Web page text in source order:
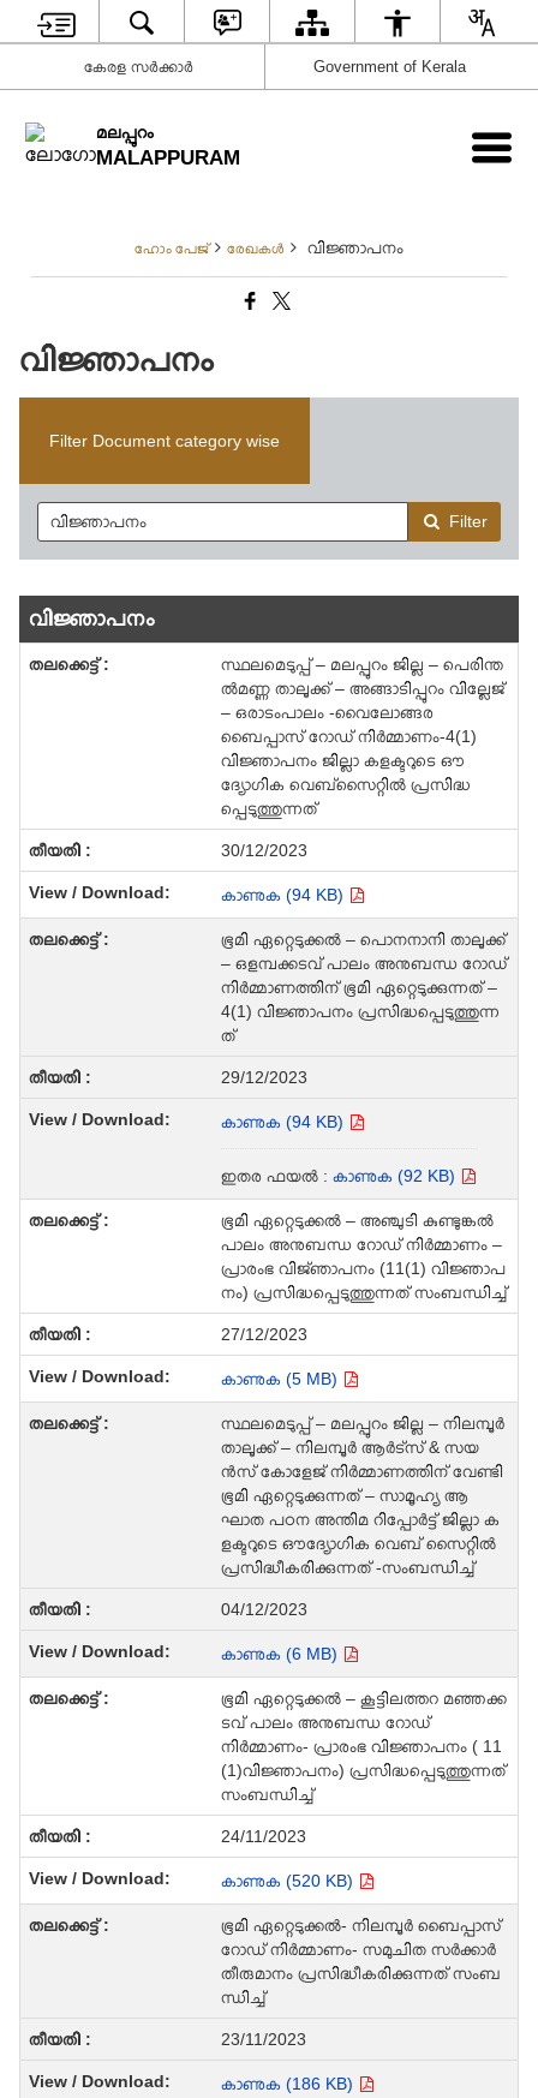
കേരള സര്‍ക്കാര്‍ Government of Kerala
മലപ്പുറം
MALAPPURAM
ഹോം പേജ് രേഖകള്‍ വിജ്ഞാപനം
വിജ്ഞാപനം
Filter Document category wise
Filter
വിജ്ഞാപനം
സ്ഥലമെടുപ്പ് – മലപ്പുറം ജില്ല – പെരിന്ത
ല്‍മണ്ണ താലൂക്ക് – അങ്ങാടിപ്പുറം വില്ലേജ്
– ഒരാടംപാലം -വൈലോങ്ങര
ബൈപ്പാസ് റോഡ് നിര്‍മ്മാണം-4(1)
വിജ്ഞാപനം ജില്ലാ കളക്ടറുടെ ഔ
ദ്യോഗിക വെബ്സൈറ്റില്‍ പ്രസിദ്ധ
പ്പെടുത്തുന്നത്
30/12/2023
കാണുക (94 KB)
ഭൂമി ഏറ്റെടുക്കല്‍ – പൊനനാനി താലൂക്ക്
– ഒളമ്പക്കടവ് പാലം അനുബന്ധ റോഡ്
നിര്‍മ്മാണത്തിന് ഭൂമി ഏറ്റെടുക്കുന്നത് –
4(1) വിജ്ഞാപനം പ്രസിദ്ധപ്പെടുത്തുന്ന
ത്
29/12/2023
കാണുക (94 KB)
ഇതര ഫയൽ : കാണുക (92 KB)
ഭൂമി ഏറ്റെടുക്കല്‍ – അഞ്ചുടി കുണ്ടുങ്കല്‍
പാലം അനുബന്ധ റോഡ് നിര്‍മ്മാണം –
പ്രാരംഭ വിജ്‍ഞാപനം (11(1) വിജ്ഞാപ
നം) പ്രസിദ്ധപ്പെടുത്തുന്നത് സംബന്ധിച്ച്
27/12/2023
കാണുക (5 MB)
സ്ഥലമെടുപ്പ് – മലപ്പുറം ജില്ല – നിലമ്പൂര്‍
താലൂക്ക് – നിലമ്പൂര്‍ ആര്‍ട്സ് & സയ
ന്‍സ് കോളേജ് നിര്‍മ്മാണത്തിന് വേണ്ടി
ഭൂമി ഏറ്റെടുക്കുന്നത് – സാമൂഹ്യ ആ
ഘാത പഠന അന്തിമ റിപ്പോര്‍ട്ട് ജില്ലാ ക
ളക്ടറുടെ ഔദ്യോഗിക വെബ് സൈറ്റില്‍
പ്രസിദ്ധീകരിക്കുന്നത് -സംബന്ധിച്ച്
04/12/2023
കാണുക (6 MB)
ഭൂമി ഏറ്റെടുക്കല്‍ – കൂട്ടിലത്തറ മഞ്ഞക്ക
ടവ് പാലം അനുബന്ധ റോഡ്
നിര്‍മ്മാണം- പ്രാരംഭ വിജ്ഞാപനം ( 11
(1)വിജ്ഞാപനം) പ്രസിദ്ധപ്പെടുത്തുന്നത്
സംബന്ധിച്ച്
24/11/2023
കാണുക (520 KB)
ഭൂമി ഏറ്റെടുക്കല്‍- നിലമ്പൂര്‍ ബൈപ്പാസ്
റോഡ് നിര്‍മ്മാണം- സമുചിത സര്‍ക്കാര്‍
തീരുമാനം പ്രസിദ്ധീകരിക്കുന്നത് സംബ
ന്ധിച്ച്
23/11/2023
കാണുക (186 KB)